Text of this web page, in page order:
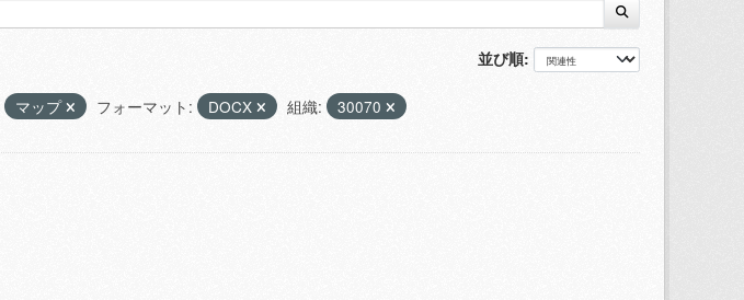
並び順
マップ フォーマット: DOCX 組織: 30070